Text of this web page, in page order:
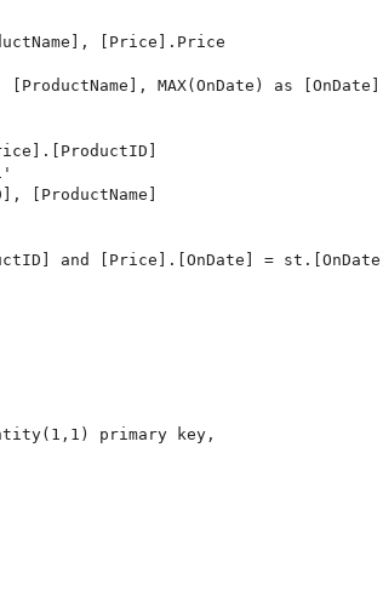
[Price].Price
MAX(OnDate) as [OnDate]
[ProductName]
and [Price].[OnDate] = st.[OnDate]
primary key,